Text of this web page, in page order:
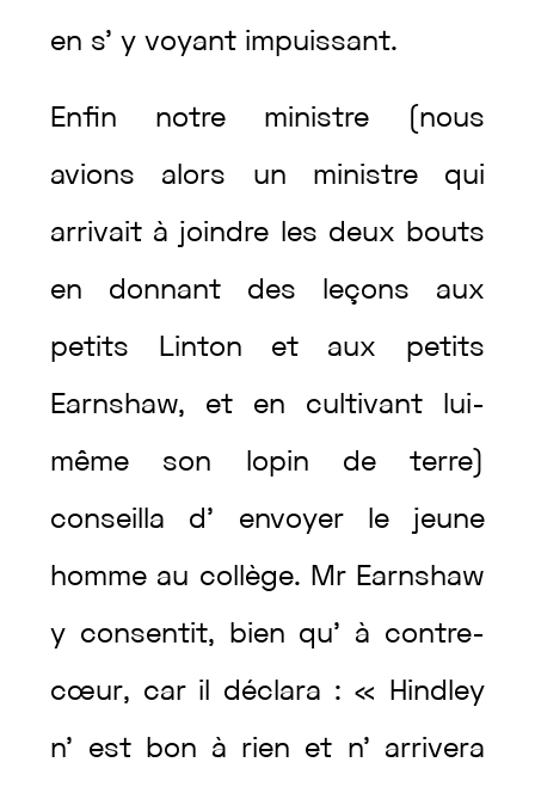
en s’yvoyant impuissant.
Enfin notre ministre nous
avions alors un ministre qui
arrivait à joindre les deux bouts
en donnant des leçons aux
petits Linton et aux petits
Earnshaw, et en cultivant lui-
même son lopin de terre)
conseilla d’ envoyer le jeune
homme au collège. Mr Earnshaw
y consentit, bien qu’ à contre-
cœur, car il déclara : « Hindley
n’ est bon à rien et n’ arrivera